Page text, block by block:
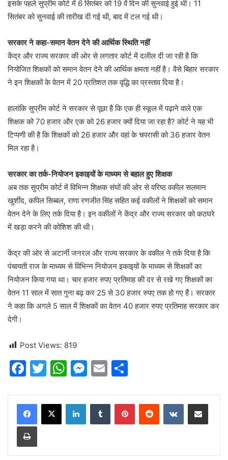
इसके पहले सुप्रीम कोर्ट में 6 सितंबर को 19 वें दिन की सुनवाई हुई थी। 11
सितंबर को सुनवाई की तारीख दी गई थी, बाद में टल गई थी।
सरकार ने कहा-समान वेतन देने की आर्थिक स्थिति नहीं
केंद्र और राज्य सरकार की ओर से लगतार कोर्ट में दलील दी जा रही है कि
नियोजित शिक्षकों को समान वेतन देने की आर्थिक क्षमता नहीं है। वैसे बिहार सरकार
ने इन शिक्षकों के वेतन में 20 प्रतिशत तक वृद्धि का प्रस्ताव दिया है।
हालांकि सुप्रीम कोर्ट ने सरकार से पूछा है कि एक ही स्कूल में पढ़ाने वाले एक
शिक्षक को 70 हजार और एक को 26 हजार क्यों दिया जा रहा है? कोर्ट ने यह भी
टिप्पणी की है कि शिक्षकों को 26 हजार और वहां के चपरासी को 36 हजार वेतन
मिल रहा है।
सरकार का तर्क-नियोजन इकाइयों के माध्यम से बहाल हुए शिक्षक
अब तक सुप्रीम कोर्ट में विभिन्न शिक्षक संघों की ओर से वरिष्ठ वकील सलमान
खुर्शीद, कपिल सिब्बल, राणा रणजीत सिंह सहित कई वकीलों ने शिक्षकों को समान
वेतन देने के लिए तर्क दिया है। इन वकीलों ने केंद्र और राज्य सरकार को कठघरे
में खड़ा करने की कोशिश की थी।
केंद्र की ओर से अटार्नी जनरल और राज्य सरकार के वकील ने तर्क दिया है कि
पंचायती राज के माध्यम से विभिन्न नियोजन इकाइयों के माध्यम से शिक्षकों का
नियोजन किया गया था। चार हजार रुपए प्रतिमाह की दर से रखे गए शिक्षकों का
वेतन 11 साल में सात गुना बढ़ कर 25 से 30 हजार रुपए तक हो गए हैं। सरकार
ने कहा कि अगले 5 साल में शिक्षकों का वेतन 40 हजार रुपए प्रतिमाह सरकार कर
देगी।
Post Views: 819
F
c
e
b
o
T
itt
er
W
at
s
M
s
E
ai ar
e
LinkedInTumblr PinterestReddit VKontakteShare via Email
Print